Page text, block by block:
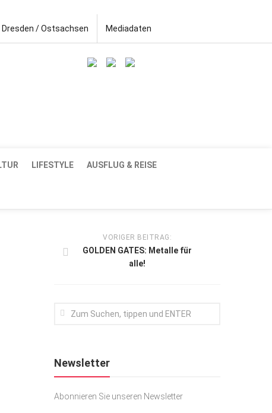
/ Ostsachsen Mediadaten
LIFESTYLE AUSFLUG & REISE
VORIGER BEITRAG:
GOLDEN GATES: Metalle für
alle!
Newsletter
Abonnieren Sie unseren Newsletter